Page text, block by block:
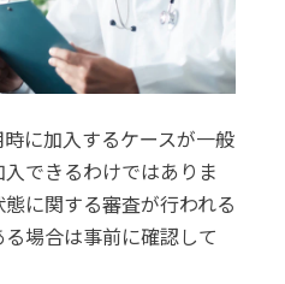
に加入するケースが一般
できるわけではありま
に関する審査が行われる
場合は事前に確認して